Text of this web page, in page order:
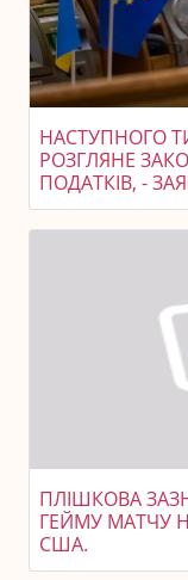
НАСТУПНОГО
РОЗГЛЯНЕ
ПОДАТКІВ, -
ПЛІШКОВА
ГЕЙМУ МАТЧУ
США.